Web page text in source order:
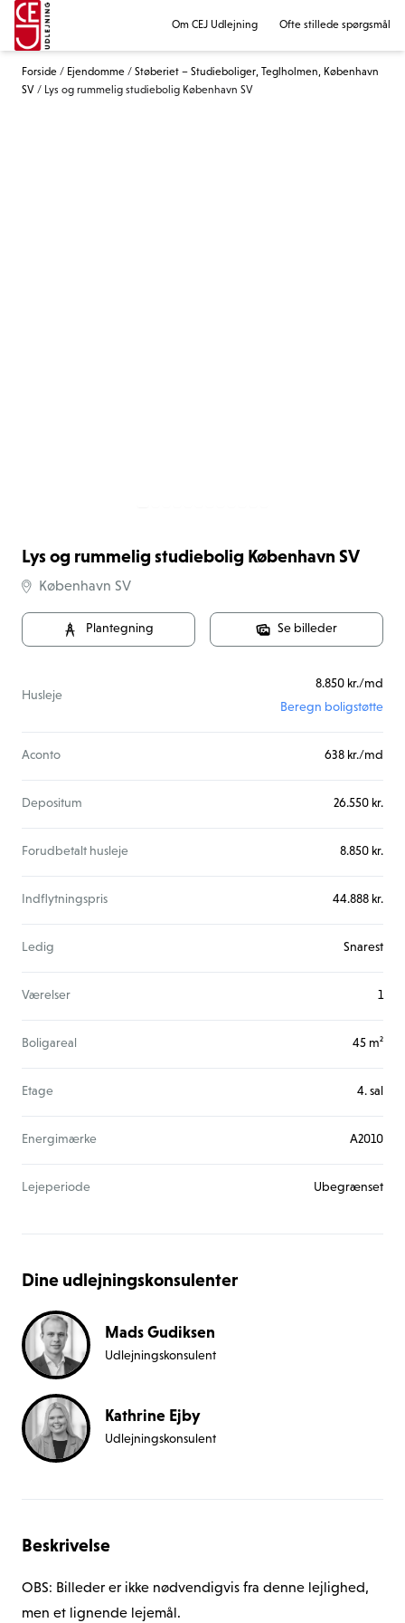
Om CEJ Udlejning Ofte stillede spørgsmål
Forside / Ejendomme / Støberiet – Studieboliger, Teglholmen, København
SV / Lys og rummelig studiebolig København SV
Lys og rummelig studiebolig København SV
København SV
Plantegning Se billeder
Husleje
8.850 kr./md
Beregn boligstøtte
Aconto 638 kr./md
Depositum 26.550 kr.
Forudbetalt husleje 8.850 kr.
Indflytningspris 44.888 kr.
Ledig Snarest
Værelser 1
Boligareal 45 m²
Etage 4. sal
Energimærke A2010
Lejeperiode Ubegrænset
Dine udlejningskonsulenter
Mads Gudiksen
Udlejningskonsulent
Kathrine Ejby
Udlejningskonsulent
Beskrivelse
OBS: Billeder er ikke nødvendigvis fra denne lejlighed,
men et lignende lejemål.